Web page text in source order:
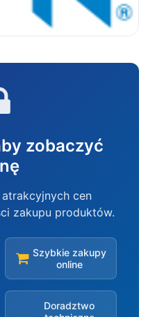
zobaczyć
cen
zakupu produktów.
Szybkie zakupy
online
Doradztwo